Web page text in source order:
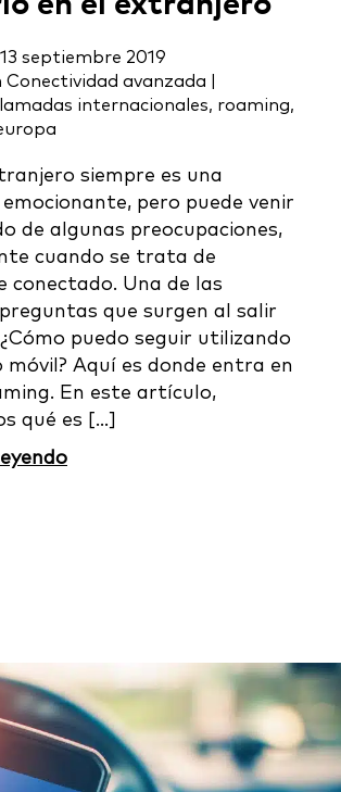
13 septiembre 2019
Conectividad avanzada
llamadas internacionales, roaming,
siempre es una
emocionante, pero puede venir
de algunas preocupaciones,
cuando se trata de
conectado. Una de las
que surgen al salir
puedo seguir utilizando
Aquí es donde entra en
En este artículo,
qué es [...]